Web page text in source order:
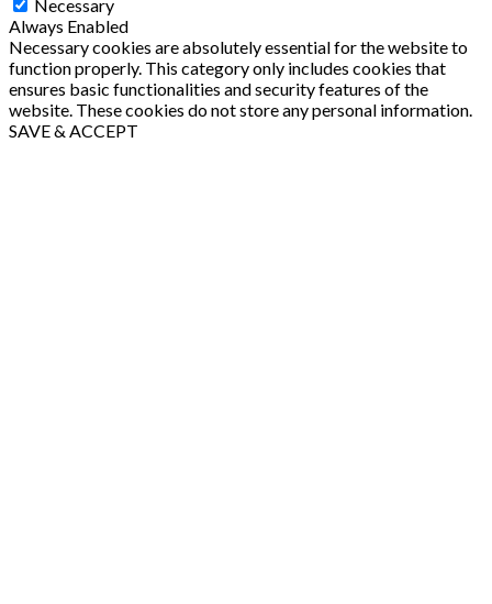
Necessary
Always Enabled
Necessary cookies are absolutely essential for the website to
function properly. This category only includes cookies that
ensures basic functionalities and security features of the
website. These cookies do not store any personal information.
SAVE & ACCEPT